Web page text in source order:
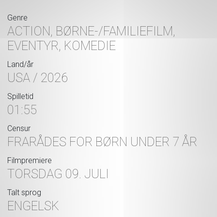
Genre
ACTION, BØRNE-/FAMILIEFILM,
EVENTYR, KOMEDIE
Land/år
USA / 2026
Spilletid
01:55
Censur
FRARÅDES FOR BØRN UNDER 7 ÅR
Filmpremiere
TORSDAG 09. JULI
Talt sprog
ENGELSK